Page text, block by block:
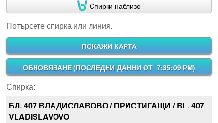
Спирки наблизо
Потърсете спирка или линия.
ПОКАЖИ КАРТА
ОБНОВЯВАНЕ (ПОСЛЕДНИ ДАННИ ОТ 7:35:09 PM)
Спирка:
БЛ. 407 ВЛАДИСЛАВОВО / ПРИСТИГАЩИ / BL. 407
VLADISLAVOVO